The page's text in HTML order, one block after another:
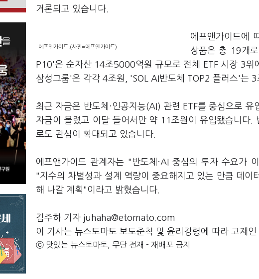
거론되고 있습니다.
에프앤가이드.(사진=에프앤가이드)
에프앤가이드에
상품은 총 19개
P10'은 순자산 14조5000억원 규모로 전체 ETF 시장 3
삼성그룹'은 각각 4조원, 'SOL AI반도체 TOP2 플러스'는
최근 자금은 반도체·인공지능(AI) 관련 ETF를 중심으로
자금이 몰렸고 이달 들어서만 약 11조원이 유입됐습니다.
로도 관심이 확대되고 있습니다.
에프앤가이드 관계자는 "반도체·AI 중심의 투자 수요가
"지수의 차별성과 설계 역량이 중요해지고 있는 만큼 데이
해 나갈 계획"이라고 밝혔습니다.
김주하 기자 juhaha@etomato.com
이 기사는 뉴스토마토 보도준칙 및 윤리강령에 따라 고재
ⓒ 맛있는 뉴스토마토, 무단 전재 - 재배포 금지